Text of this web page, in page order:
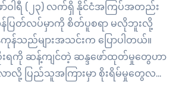
ော်ဝါရီ (၂၃) လက်ရှိ နိုင်ငံအကြပ်အတည်း
ပြတ်လပ်မှာကို စိတ်ပူစရာ မလိုဘူးလို့
န်သည်များအသင်းက ပြောပါတယ်။
ရကို ဆန့်ကျင်တဲ့ ဆန္ဒဖော်ထုတ်မှုတွေဟာ
လို့ ပြည်သူအကြားမှာ စိုးရိမ်မှုတွေလည်း